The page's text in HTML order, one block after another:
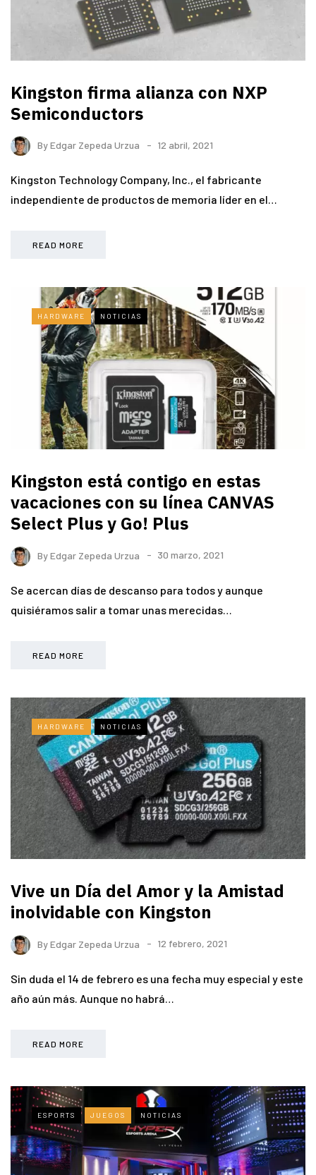
Kingston firma alianza con NXP
Semiconductors
ByEdgar Zepeda Urzua 12 abril, 2021
Kingston Technology Company, Inc., el fabricante
independiente de productos de memoria líder en el…
READ MORE
HARDWARE NOTICIAS
Kingston está contigo en estas
vacaciones con su línea CANVAS
Select Plus y Go! Plus
ByEdgar Zepeda Urzua 30 marzo, 2021
Se acercan días de descanso para todos y aunque
quisiéramos salir a tomar unas merecidas…
READ MORE
HARDWARE NOTICIAS
Vive un Día del Amor y la Amistad
inolvidable con Kingston
ByEdgar Zepeda Urzua 12 febrero, 2021
Sin duda el 14 de febrero es una fecha muy especial y este
año aún más. Aunque no habrá…
READ MORE
ESPORTS JUEGOS NOTICIAS